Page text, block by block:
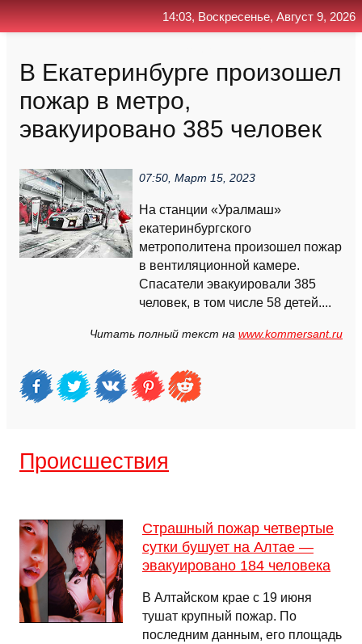
В Екатеринбурге произошел
пожар в метро,
эвакуировано 385 человек
07:50, Март 15, 2023
На станции «Уралмаш»
екатеринбургского
метрополитена произошел пожар
в вентиляционной камере.
Спасатели эвакуировали 385
человек, в том числе 58 детей....
Читать полный текст на www.kommersant.ru
Происшествия
Страшный пожар четвертые
сутки бушует на Алтае —
эвакуировано 184 человека
В Алтайском крае с 19 июня
тушат крупный пожар. По
последним данным, его площадь
14:03, Воскресенье, Август 9, 2026